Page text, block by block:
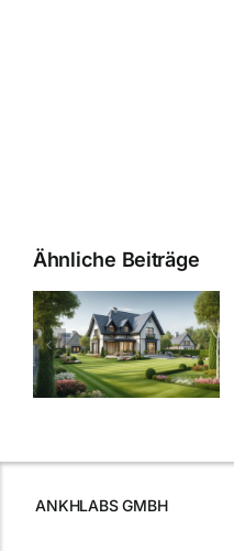
Ähnliche Beiträge
Bauzinsen im
Sturm: Die
aktuelle
Entwicklung
ANKHLABS GMBH